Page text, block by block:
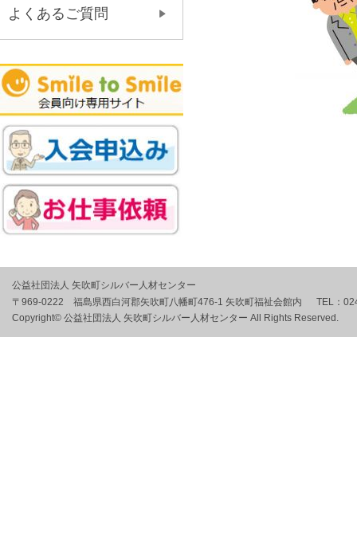
よくあるご質問
公益社団法人 矢吹町シルバー人材センター
〒969-0222 福島県西白河郡矢吹町八幡町476-1 矢吹町福祉会館内
TEL：
Copyright© 公益社団法人 矢吹町シルバー人材センター All Rights Reserved.